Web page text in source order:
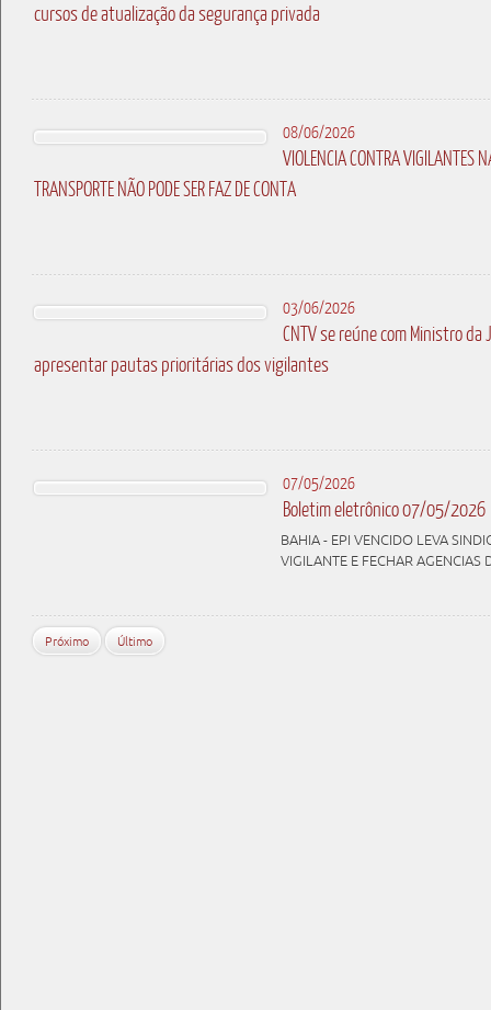
cursos de atualização da segurança privada
08/06/2026
VIOLENCIA CONTRA VIGILANTES
TRANSPORTE NÃO PODE SER FAZ DE CONTA
03/06/2026
CNTV se reúne com Ministro da
apresentar pautas prioritárias dos vigilantes
07/05/2026
Boletim eletrônico 07/05/2026
BAHIA - EPI VENCIDO LEVA
VIGILANTE E FECHAR AGENCIAS
Próximo Último